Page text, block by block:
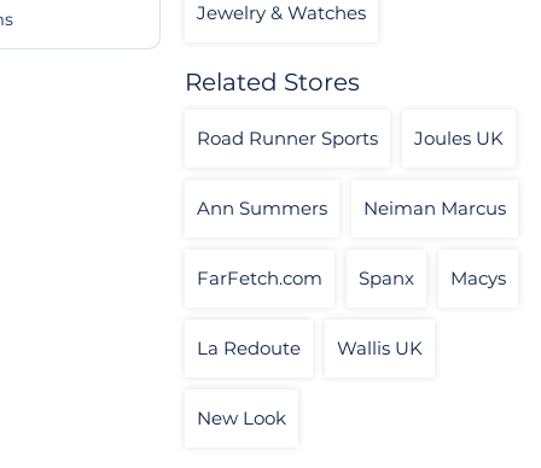
Jewelry & Watches
Related Stores
Road Runner Sports Joules UK
Ann Summers Neiman Marcus
FarFetch.com Spanx Macys
La Redoute Wallis UK
New Look